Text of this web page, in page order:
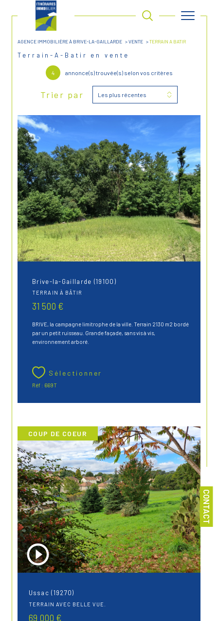
CONTACT
AGENCE IMMOBILIÈRE À BRIVE-LA-GAILLARDE VENTE TERRAIN A BATIR
Terrain-A-Batir en vente
4 annonce(s) trouvée(s) selon vos critères
Trier par Les plus récentes
Brive-la-Gaillarde (19100)
TERRAIN À BÂTIR
31 500 €
BRIVE, la campagne limitrophe de la ville. Terrain 2130 m2 bordé
par un petit ruisseau. Grande façade, sans vis à vis,
environnement arboré.
Sélectionner
Réf : 669T
Ussac (19270)
TERRAIN AVEC BELLE VUE.
69 000 €
COUP DE COEUR